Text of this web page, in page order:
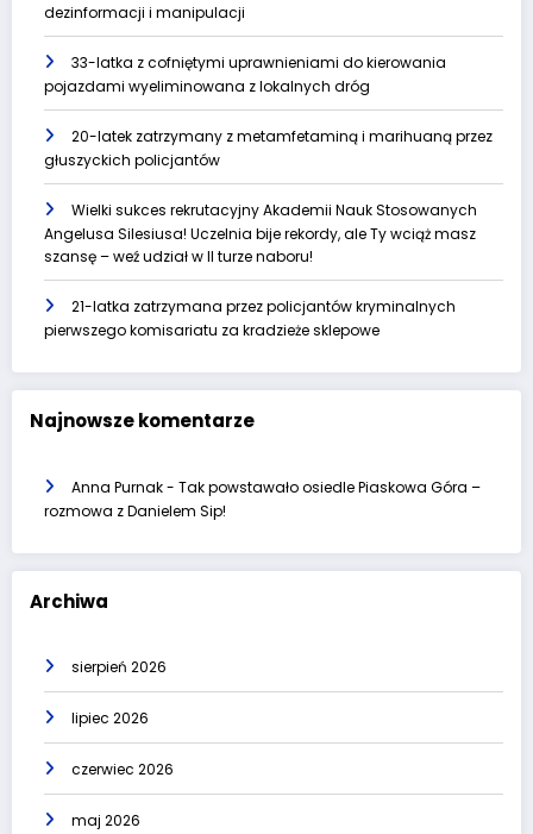
dezinformacji i manipulacji
33-latka z cofniętymi uprawnieniami do kierowania
pojazdami wyeliminowana z lokalnych dróg
20-latek zatrzymany z metamfetaminą i marihuaną przez
głuszyckich policjantów
Wielki sukces rekrutacyjny Akademii Nauk Stosowanych
Angelusa Silesiusa! Uczelnia bije rekordy, ale Ty wciąż masz
szansę – weź udział w II turze naboru!
21-latka zatrzymana przez policjantów kryminalnych
pierwszego komisariatu za kradzieże sklepowe
Najnowsze komentarze
Anna Purnak- Tak powstawało osiedle Piaskowa Góra –
rozmowa z Danielem Sip!
Archiwa
sierpień 2026
lipiec 2026
czerwiec 2026
maj 2026